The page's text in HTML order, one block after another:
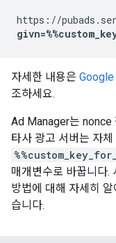
https://
자세한 내용은 Google
조하세요.
Ad Manager는 nonce
타사 광고 서버는 자
매개변수로 바꿉니다.
방법에 대해 자세히
습니다.